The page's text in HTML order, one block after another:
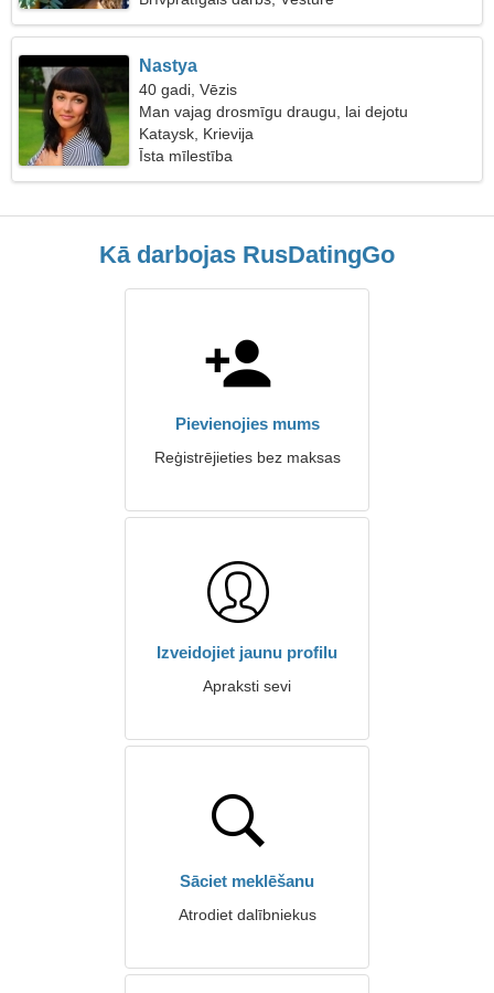
Nastya
40 gadi, Vēzis
Man vajag drosmīgu draugu, lai dejotu
Kataysk, Krievija
Īsta mīlestība
Kā darbojas RusDatingGo
Pievienojies mums
Reģistrējieties bez maksas
Izveidojiet jaunu profilu
Apraksti sevi
Sāciet meklēšanu
Atrodiet dalībniekus